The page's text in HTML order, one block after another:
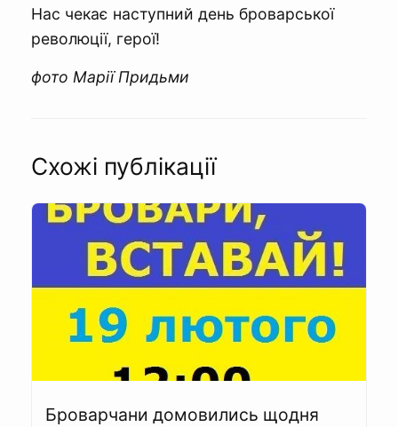
Нас чекає наступний день броварської
революції, герої!
фото Марії Придьми
Схожі публікації
Броварчани домовились щодня